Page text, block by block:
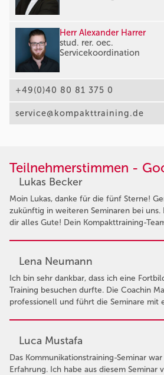
Herr Alexander Harrer
stud. rer. oec.
Servicekoordination
+49(0)40 80 81 375 0
service@kompakttraining.de
Teilnehmerstimmen -
Lukas Becker
Moin Lukas, danke für die fünf Sterne!
zukünftig in weiteren Seminaren bei uns.
dir alles Gute! Dein Kompakttraining-
Lena Neumann
Ich bin sehr dankbar, dass ich eine
Training besuchen durfte. Die Coachin
professionell und führt die Seminare mit
Luca Mustafa
Das Kommunikationstraining-Seminar
Erfahrung. Ich habe aus diesem Seminar